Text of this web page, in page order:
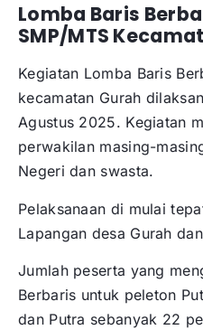
Lomba Baris
SMP/MTS
Kegiatan Lomba Baris
kecamatan Gurah
Agustus 2025. Kegiatan
perwakilan masing-
Negeri dan swasta.
Pelaksanaan di mulai
Lapangan desa Gurah
Jumlah peserta yang
Berbaris untuk peleton
dan Putra sebanyak 22